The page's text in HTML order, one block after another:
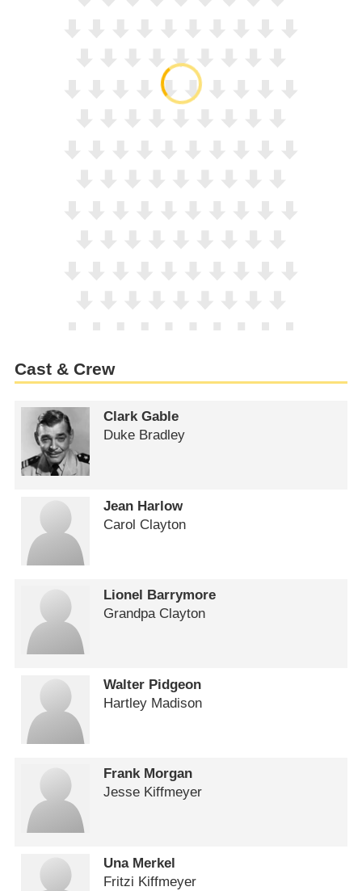
Cast & Crew
Clark Gable
Duke Bradley
Jean Harlow
Carol Clayton
Lionel Barrymore
Grandpa Clayton
Walter Pidgeon
Hartley Madison
Frank Morgan
Jesse Kiffmeyer
Una Merkel
Fritzi Kiffmeyer